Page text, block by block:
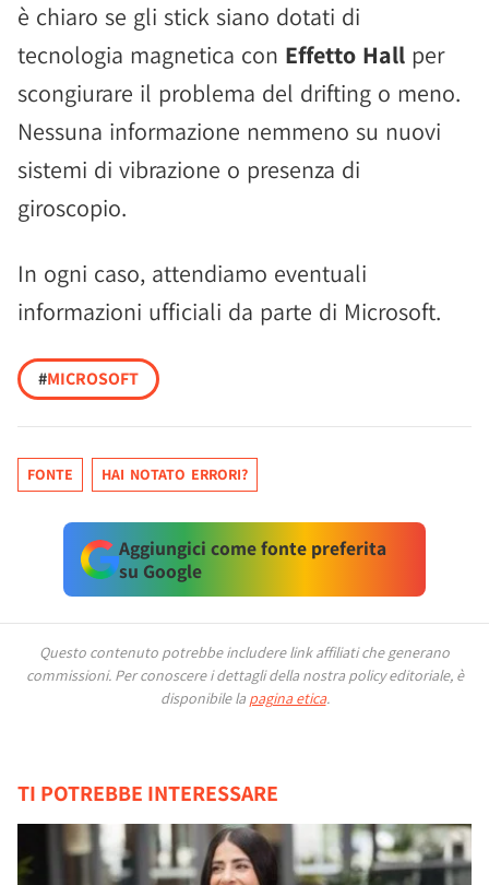
è chiaro se gli stick siano dotati di
tecnologia magnetica con Effetto Hall per
scongiurare il problema del drifting o meno.
Nessuna informazione nemmeno su nuovi
sistemi di vibrazione o presenza di
giroscopio.
In ogni caso, attendiamo eventuali
informazioni ufficiali da parte di Microsoft.
#MICROSOFT
FONTE HAI NOTATO ERRORI?
Aggiungici come fonte preferita
su Google
Questo contenuto potrebbe includere link affiliati che generano
commissioni. Per conoscere i dettagli della nostra policy editoriale, è
disponibile la pagina etica.
TI POTREBBE INTERESSARE